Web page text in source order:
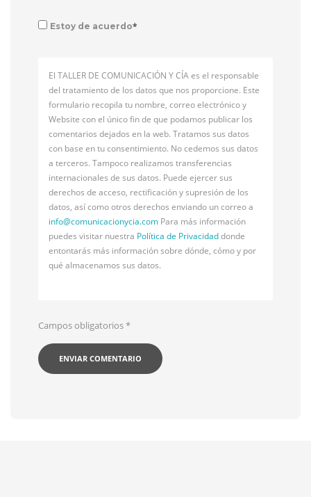
Estoy de acuerdo*
El TALLER DE COMUNICACIÓN Y CÍA es el responsable
del tratamiento de los datos que nos proporcione. Este
formulario recopila tu nombre, correo electrónico y
Website con el único fin de que podamos publicar los
comentarios dejados en la web. Tratamos sus datos
con base en tu consentimiento. No cedemos sus datos
a terceros. Tampoco realizamos transferencias
internacionales de sus datos. Puede ejercer sus
derechos de acceso, rectificación y supresión de los
datos, así como otros derechos enviando un correo a
info@comunicacionycia.com Para más información
puedes visitar nuestra Política de Privacidaddonde
entontarás más información sobre dónde, cómo y por
qué almacenamos sus datos.
Campos obligatorios*